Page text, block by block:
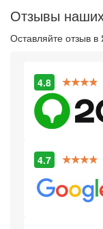
Отзывы
Оставляйте отзыв
4.8
4.7